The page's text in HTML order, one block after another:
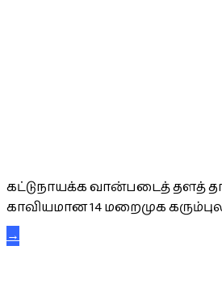
கட்டுநாயக்க வான்படைத் தளத்
காவியமான 14 மறைமுக
→